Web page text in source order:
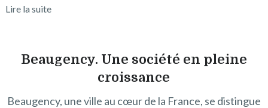
Lire la suite
Beaugency. Une société en pleine
croissance
Beaugency, une ville au cœur de la France, se distingue